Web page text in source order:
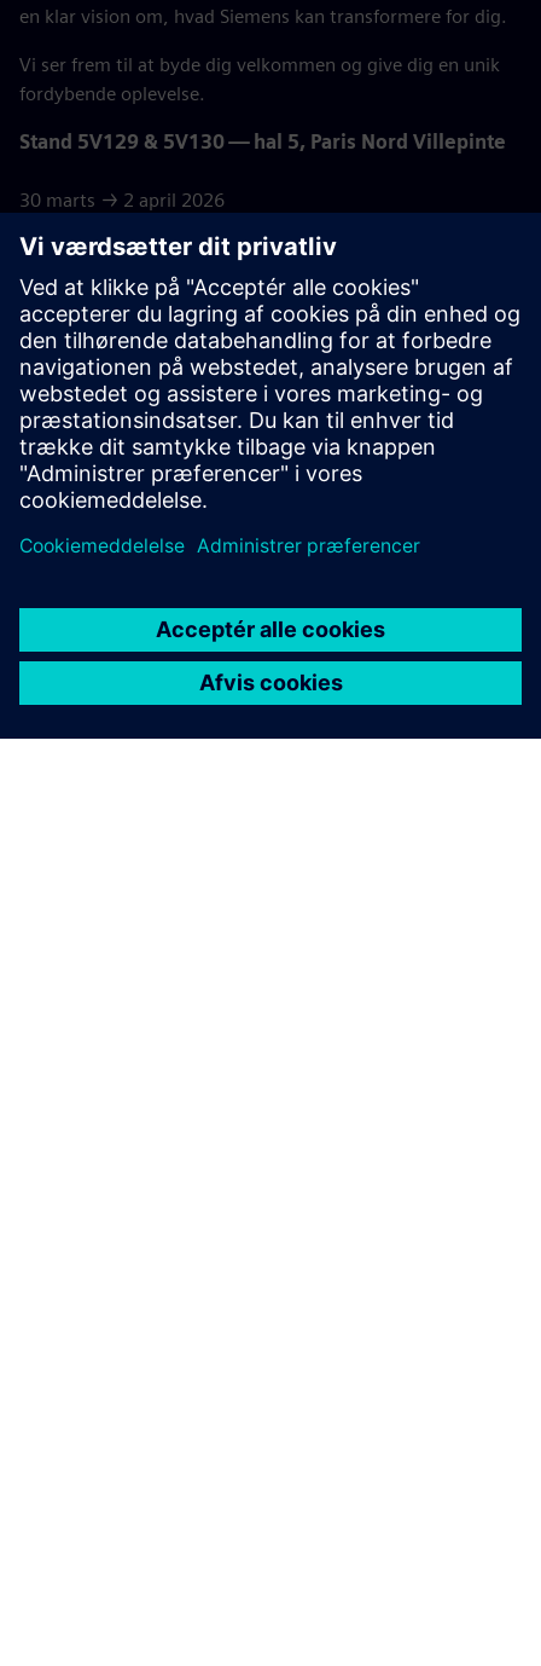
en klar vision om, hvad Siemens kan transformere for dig.
Vi ser frem til at byde dig velkommen og give dig en unik
fordybende oplevelse.
Stand 5V129 & 5V130 — hal 5, Paris Nord Villepinte
30 marts → 2 april 2026
Vores
samarbejdspartnere: